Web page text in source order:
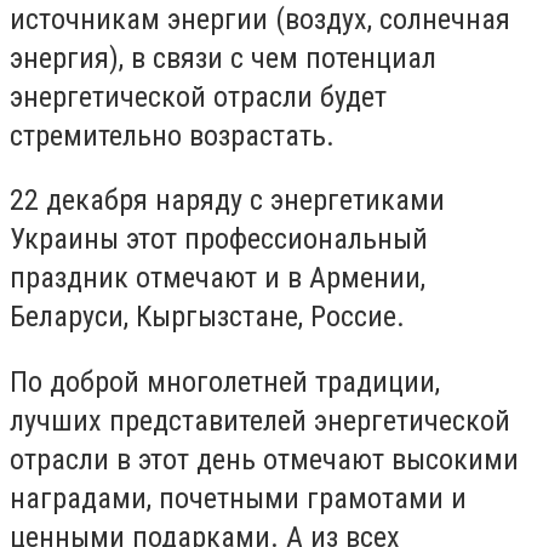
источникам энергии (воздух, солнечная
энергия), в связи с чем потенциал
энергетической отрасли будет
стремительно возрастать.
22 декабря наряду с энергетиками
Украины этот профессиональный
праздник отмечают и в Армении,
Беларуси, Кыргызстане, Россие.
По доброй многолетней традиции,
лучших представителей энергетической
отрасли в этот день отмечают высокими
наградами, почетными грамотами и
ценными подарками. А из всех